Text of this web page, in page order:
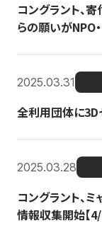
コングラント、
らの願いがNPO
2025.03.31
全利用団体に3D
2025.03.28
コングラント、
情報収集開始【